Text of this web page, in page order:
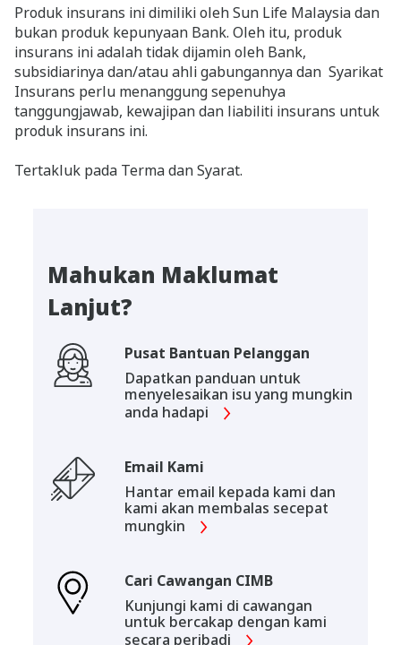
Produk insurans ini dimiliki oleh Sun Life Malaysia dan
bukan produk kepunyaan Bank. Oleh itu, produk
insurans ini adalah tidak dijamin oleh Bank,
subsidiarinya dan/atau ahli gabungannya dan Syarikat
Insurans perlu menanggung sepenuhya
tanggungjawab, kewajipan dan liabiliti insurans untuk
produk insurans ini.
Tertakluk pada Terma dan Syarat.
Mahukan Maklumat
Lanjut?
Pusat Bantuan Pelanggan
Dapatkan panduan untuk
menyelesaikan isu yang mungkin
anda hadapi
Email Kami
Hantar email kepada kami dan
kami akan membalas secepat
mungkin
Cari Cawangan CIMB
Kunjungi kami di cawangan
untuk bercakap dengan kami
secara peribadi